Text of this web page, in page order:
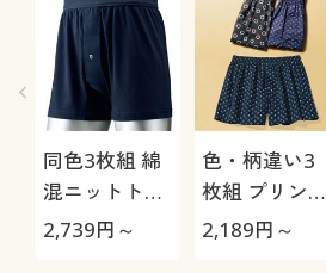
同色3枚組 綿
混ニットトラ
ンクス/ウエス
2,739円～
色・柄違い3
枚組 プリント
トランクス/綿
2,189円～